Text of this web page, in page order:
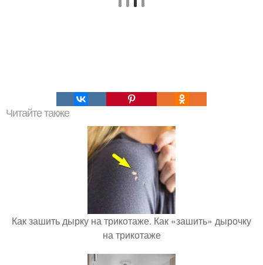
Читайте также
Как зашить дырку на трикотаже. Как «зашить» дырочку
на трикотаже